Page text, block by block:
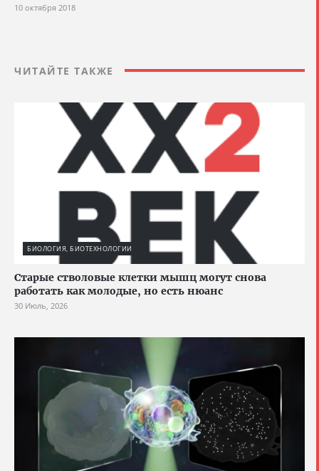
10 октября 2018
ЧИТАЙТЕ ТАКЖЕ
БИОЛОГИЯ, БИОТЕХНОЛОГИИ
Старые стволовые клетки мышц могут снова
работать как молодые, но есть нюанс
30 Июль, 2026